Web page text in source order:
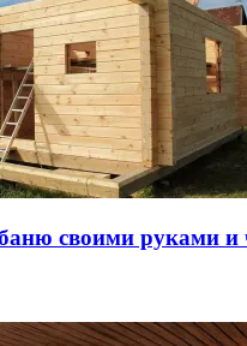
своими руками и